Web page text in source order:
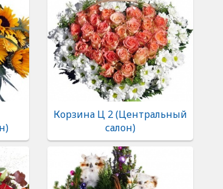
Корзина Ц 2 (Центральный
салон)